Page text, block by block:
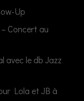
Up
Concert au
avec le db Jazz
Lola et JB à